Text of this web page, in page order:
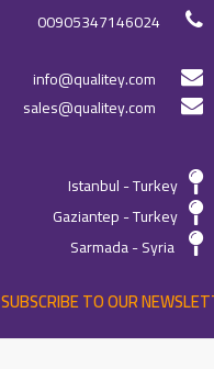
00905347146024
info@qualitey.com
sales@qualitey.com
Istanbul - Turkey
Gaziantep - Turkey
Sarmada - Syria
SUBSCRIBE TO OUR